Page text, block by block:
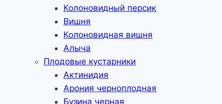
Колоновидный персик
Вишня
Колоновидная вишня
Алыча
Плодовые кустарники
Актинидия
Арония черноплодная
Бузина черная